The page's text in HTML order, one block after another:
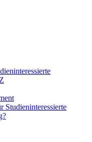
Studieninteressierte